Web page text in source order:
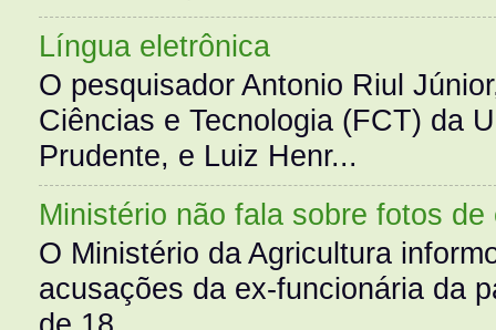
Língua eletrônica
O pesquisador Antonio Riul
Ciências e Tecnologia (FCT) da
Prudente, e Luiz Henr...
Ministério não fala sobre fotos de
O Ministério da Agricultura
acusações da ex-funcionária da